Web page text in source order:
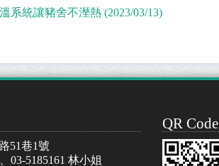
系統讓豬舍不溼熱 (2023/03/13)
51巷1號
03-5185161 林小姐
QR Code